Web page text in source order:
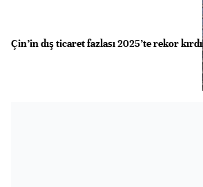
Çin’in dış ticaret fazlası 2025’te rekor kırdı